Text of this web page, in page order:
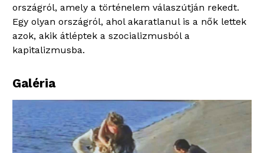
országról, amely a történelem válaszútján rekedt.
Egy olyan országról, ahol akaratlanul is a nők lettek
azok, akik átléptek a szocializmusból a
kapitalizmusba.
Galéria